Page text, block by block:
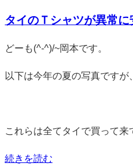
タイのＴシャツが異常に
標
どーも(^-^)/~岡本です。
以下は今年の夏の写真ですが
これらは全てタイで買って来
続きを読む